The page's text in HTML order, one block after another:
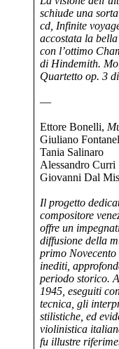
schiude una
cd, Infinite
accostata la
con l’ottimo
di Hindemith.
Quartetto op. 3
—
Ettore Bonelli,
Giuliano
Tania Salinaro
Alessandro Curri
Giovanni Dal
Il progetto
compositore
offre un
diffusione della
primo
inediti,
periodo storico.
1945, eseguiti
tecnica, gli
stilistiche, ed
violinistica
fu illustre